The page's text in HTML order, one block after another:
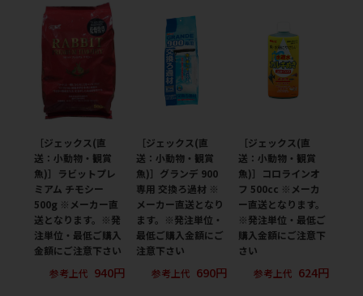
［ジェックス(直
送：小動物・観賞
魚)］ラビットプレ
ミアム チモシー
500g ※メーカー直
送となります。※発
注単位・最低ご購入
金額にご注意下さい
参考上代 940円
［ジェックス(直
送：小動物・観賞
魚)］グランデ 900
専用 交換ろ過材 ※
メーカー直送となり
ます。※発注単位・
最低ご購入金額にご
注意下さい
参考上代 690円
［ジェックス(直
送：小動物・観賞
魚)］コロラインオ
フ 500cc ※メーカ
ー直送となります。
※発注単位・最低ご
購入金額にご注意下
さい
参考上代 624円